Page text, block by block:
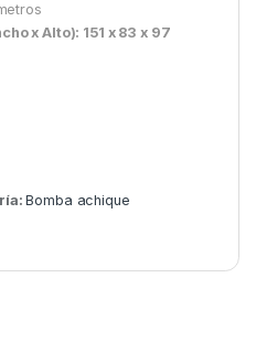
x Alto): 151 x 83 x 97
Bomba achique